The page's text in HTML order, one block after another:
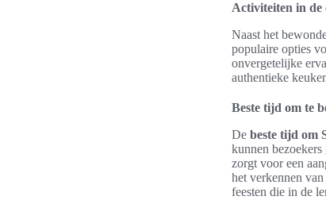
Activiteiten in de
Naast het
populaire opties
onvergetelijke
authentieke
Beste tijd om te
De beste tijd om
kunnen
zorgt voor een
het verkennen
feesten die in de